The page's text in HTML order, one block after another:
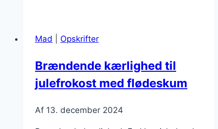
for
Mad Opskrifter
Brændende kærlighed til
julefrokost med flødeskum
Af 13. december 2024